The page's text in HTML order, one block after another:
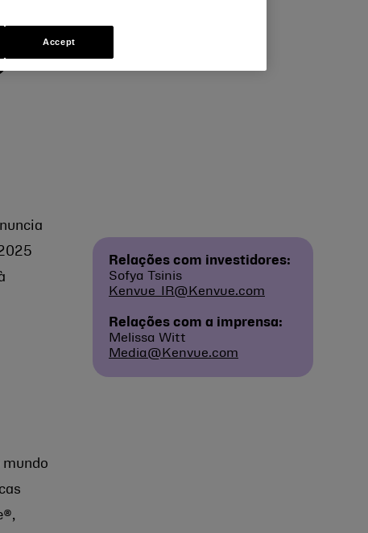
mundo
Relações com investidores:
Sofya Tsinis
Kenvue_IR@Kenvue.com
Relações com a imprensa:
Melissa Witt
Media@Kenvue.com
Accept